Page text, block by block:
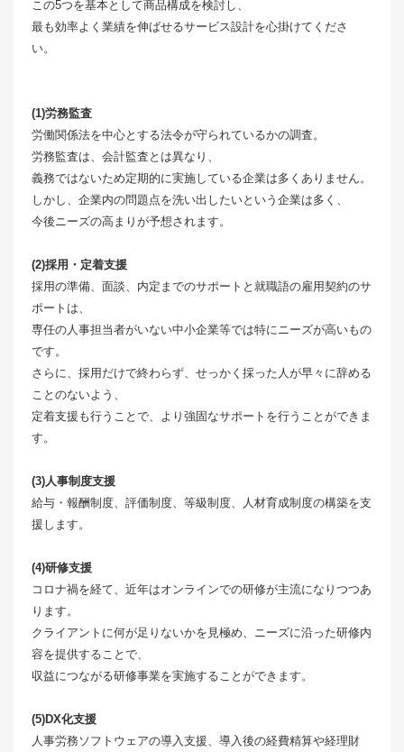
この5つを基本として商品構成を検討し、
最も効率よく業績を伸ばせるサービス設計を心掛けてくださ
い。
(1)労務監査
労働関係法を中心とする法令が守られているかの調査。
労務監査は、会計監査とは異なり、
義務ではないため定期的に実施している企業は多くありません。
しかし、企業内の問題点を洗い出したいという企業は多く、
今後ニーズの高まりが予想されます。
(2)採用・定着支援
採用の準備、面談、内定までのサポートと就職語の雇用契約のサ
ポートは、
専任の人事担当者がいない中小企業等では特にニーズが高いもの
です。
さらに、採用だけで終わらず、せっかく採った人が早々に辞める
ことのないよう、
定着支援も行うことで、より強固なサポートを行うことができま
す。
(3)人事制度支援
給与・報酬制度、評価制度、等級制度、人材育成制度の構築を支
援します。
(4)研修支援
コロナ禍を経て、近年はオンラインでの研修が主流になりつつあ
ります。
クライアントに何が足りないかを見極め、ニーズに沿った研修内
容を提供することで、
収益につながる研修事業を実施することができます。
(5)DX化支援
人事労務ソフトウェアの導入支援、導入後の経費精算や経理財